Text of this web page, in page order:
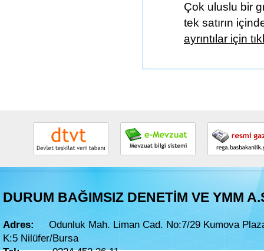
Çok uluslu bir
tek satırın
ayrıntılar için
DURUM BAĞIMSIZ DENETİM VE YMM
Adres:
Odunluk Mah. Liman Cad. No:7/29 Kumova
K:5 Nilüfer/Bursa